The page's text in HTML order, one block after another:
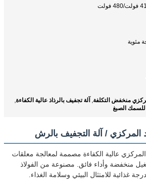
منخفض التكلفة, آلة تجفيف بالرذاذ عالية الكفاءة,
الصبغ
/ آلة التجفيف بالرش
عالية الكفاءة مصممة لمعالجة معلقات
منخفضة وأداء فائق. مصنوعة من الفولاذ